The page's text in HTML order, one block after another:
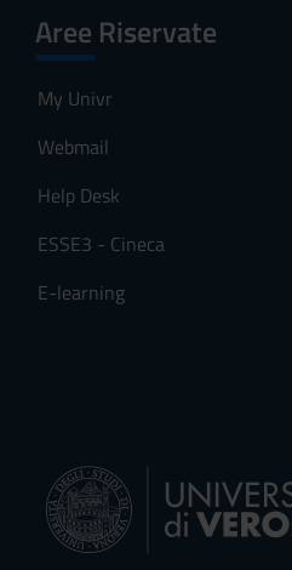
Aree Riservate
My Univr
Webmail
Help Desk
ESSE3 - Cineca
E-learning